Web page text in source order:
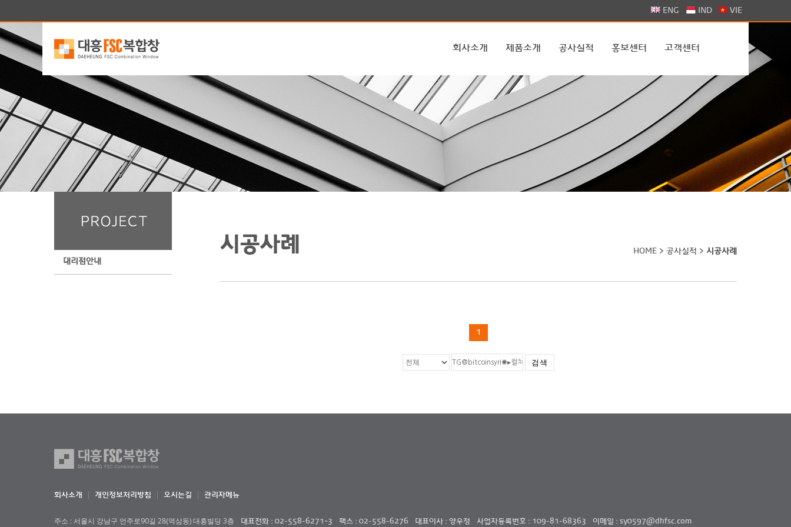
ENG IND VIE
회사소개 제품소개 공사실적 홍보센터 고객센터
시공사례 HOME > 공사실적 > 시공사례
1
검색
대리점안내
회사소개 개인정보처리방침 오시는길 관리자메뉴
주소 : 서울시 강남구 언주로90길 28(역삼동) 대흥빌딩 3층 대표전화 : 02-558-6271~3 팩스 : 02-558-6276 대표이사 : 양우정 사업자등록번호 : 109-81-68363 이메일 : sy0597@dhfsc.com